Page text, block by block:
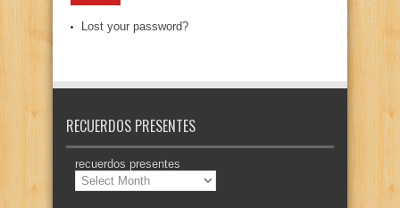
Lost your password?
RECUERDOS PRESENTES
recuerdos presentes